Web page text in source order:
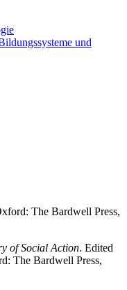
und
The Bardwell Press,
of Social Action. Edited
The Bardwell Press,